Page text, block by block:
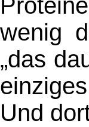
wenig
„das
Und